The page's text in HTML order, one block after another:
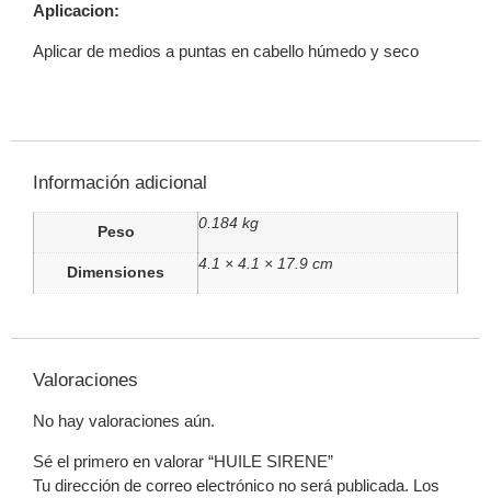
Aplicacion:
Aplicar de medios a puntas en cabello húmedo y seco
Información adicional
Peso
0.184 kg
Dimensiones
4.1 × 4.1 × 17.9 cm
Valoraciones
No hay valoraciones aún.
Sé el primero en valorar “HUILE SIRENE”
Tu dirección de correo electrónico no será publicada. Los